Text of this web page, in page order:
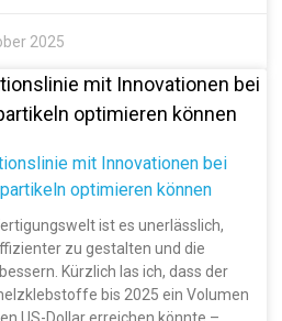
und jährlich um etwa 5,6 %
Ein Unternehmen,
sorgt, ist Hunan Jinlong New
Seit 2004 am Markt, gehört es
Herstellern hochwertiger
Das Unternehmen kombiniert
mit Nachhaltigkeitsbemühungen,
Nachfrage nach energiesparenden
In diesem Artikel möchte ich dir
geben, wie Unternehmen
um ihren Energieverbrauch zu
aktuelle Trends und wichtige
2025
mit Innovationen bei
optimieren können
ist es unerlässlich,
zu gestalten und die
Kürzlich las ich, dass der
bis 2025 ein Volumen